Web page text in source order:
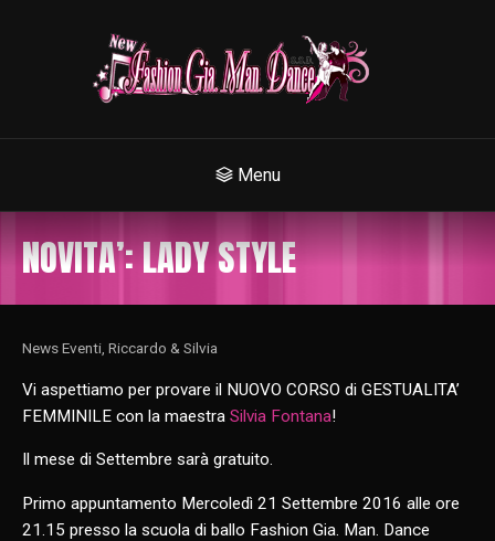
Menu
NOVITA’: LADY STYLE
News Eventi Riccardo & Silvia
Vi aspettiamo per provare il NUOVO CORSO di GESTUALITA’
FEMMINILE con la maestra Silvia Fontana!
Il mese di Settembre sarà gratuito.
Primo appuntamento Mercoledì 21 Settembre 2016 alle ore
21.15 presso la scuola di ballo Fashion Gia. Man. Dance